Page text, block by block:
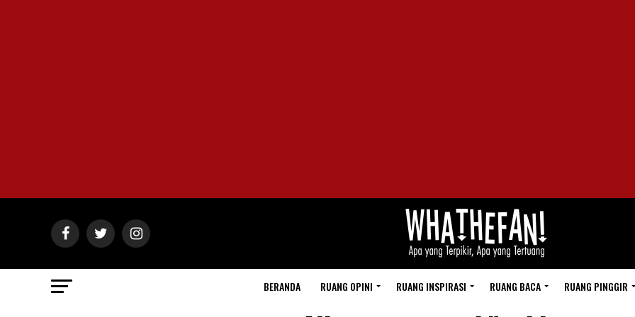
BERANDA RUANG OPINI RUANG INSPIRASI RUANG BACA RUANG PINGGIR